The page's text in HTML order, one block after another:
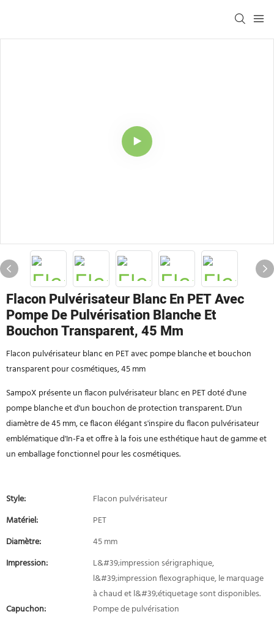
Flacon Pulvérisateur Blanc En PET Avec
Pompe De Pulvérisation Blanche Et
Bouchon Transparent, 45 Mm
Flacon pulvérisateur blanc en PET avec pompe blanche et bouchon
transparent pour cosmétiques, 45 mm
SampoX présente un flacon pulvérisateur blanc en PET doté d'une
pompe blanche et d'un bouchon de protection transparent. D'un
diamètre de 45 mm, ce flacon élégant s'inspire du flacon pulvérisateur
emblématique d'In-Fa et offre à la fois une esthétique haut de gamme et
un emballage fonctionnel pour les cosmétiques.
Style:
Flacon pulvérisateur
Matériel:
PET
Diamètre:
45 mm
Impression:
L&#39;impression sérigraphique,
l&#39;impression flexographique, le marquage
à chaud et l&#39;étiquetage sont disponibles.
Capuchon:
Pompe de pulvérisation